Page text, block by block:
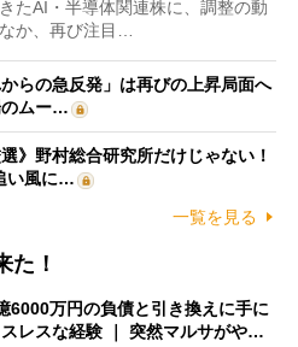
たAI・半導体関連株に、調整の動
か、再び注目…
らの急反発」は再びの上昇局面へ
ムー…
》野村総合研究所だけじゃない！
い風に…
一覧を見る
た！
6000万円の負債と引き換えに手に
スレスな経験 ｜ 突然マルサがや…